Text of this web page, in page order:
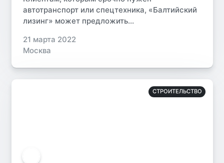
автотранспорт или спецтехника, «Балтийский
лизинг» может предложить...
21 марта 2022
Москва
СТРОИТЕЛЬСТВО